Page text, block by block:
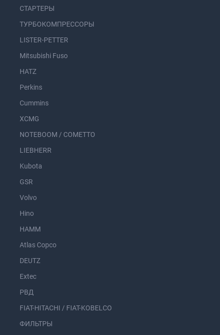
СТАРТЕРЫ
ТУРБОКОМПРЕССОРЫ
LISTER-PETTER
Mitsubishi Fuso
HATZ
Perkins
Cummins
XCMG
NOTEBOOM / COMETTO
LIEBHERR
Kubota
GSR
Volvo
Hino
HAMM
Atlas Copco
DEUTZ
Extec
РВД
FIAT-HITACHI / FIAT-KOBELCO
ФИЛЬТРЫ